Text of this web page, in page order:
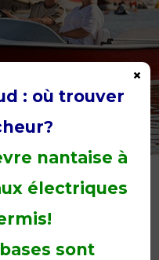
: où trouver
nantaise à
électriques
sont
×